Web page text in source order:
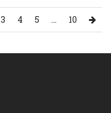
3 4 5 ... 10